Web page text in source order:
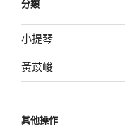
分類
小提琴
黃苡峻
其他操作